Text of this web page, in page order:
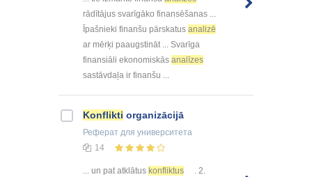
rādītājus svarīgāko finansēšanas ...
Īpašnieki finanšu pārskatus analizē
ar mērķi paaugstināt ... Svarīga
finansiāli ekonomiskās analīzes
sastāvdaļa ir finanšu ...
Konflikti organizācijā
Реферат для университета
14
... un pat atklātus konfliktus
. 2.